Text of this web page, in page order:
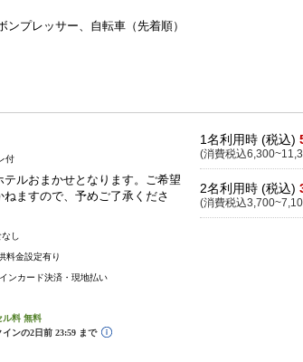
プレッサー、自転車（先着順）
付
テルおまかせとなります。ご希望
ねますので、予めご了承くださ
し
料金設定有り
ンカード決済・現地払い
1名利用時 (税込)
(消費税込
2名利用時 (税込)
(消費税込